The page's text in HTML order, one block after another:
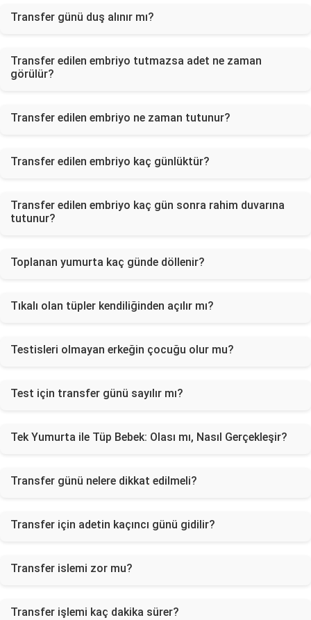
Transfer günü duş alınır mı?
Transfer edilen embriyo tutmazsa adet ne zaman
görülür?
Transfer edilen embriyo ne zaman tutunur?
Transfer edilen embriyo kaç günlüktür?
Transfer edilen embriyo kaç gün sonra rahim duvarına
tutunur?
Toplanan yumurta kaç günde döllenir?
Tıkalı olan tüpler kendiliğinden açılır mı?
Testisleri olmayan erkeğin çocuğu olur mu?
Test için transfer günü sayılır mı?
Tek Yumurta ile Tüp Bebek: Olası mı, Nasıl Gerçekleşir?
Transfer günü nelere dikkat edilmeli?
Transfer için adetin kaçıncı günü gidilir?
Transfer islemi zor mu?
Transfer işlemi kaç dakika sürer?